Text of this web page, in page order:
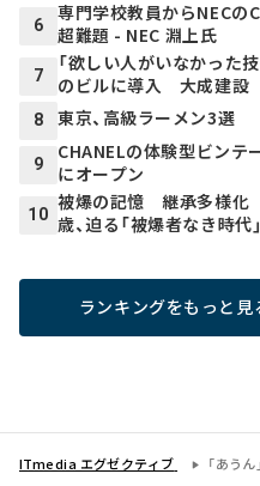
6
専門学校教員からNECの
超難題 - NEC 淵上氏
7
「欲しい人がいなかった
のビルに導入 大成建設
8 東京、高級ラーメン3選
9
CHANELの体験型ビンテ
にオープン
10
被爆の記憶 継承多様化
歳、迫る「被爆者なき時代」
ランキングをもっと見
ITmedia エグゼクティブ
「あう